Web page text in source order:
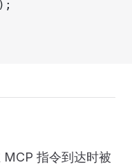
);
指令到达时被